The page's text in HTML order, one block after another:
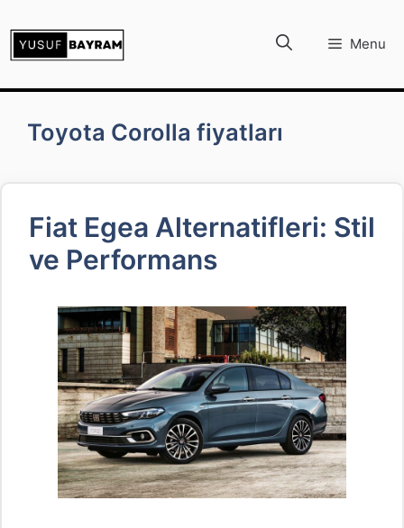
atla
Menu
Toyota Corolla fiyatları
Fiat Egea Alternatifleri: Stil
ve Performans